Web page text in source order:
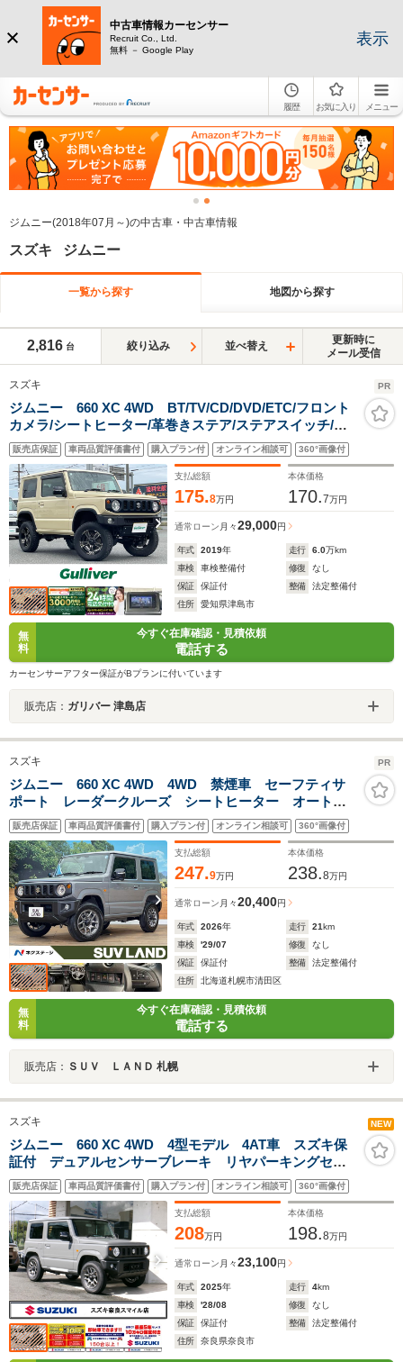
中古車情報カーセンサー
Recruit Co., Ltd.
無料 － Google Play
表示
履歴 お気に入り メニュー
ジムニー(2018年07月～)の中古車・中古車情報
スズキ ジムニー
一覧から探す 地図から探す
2,816 台 絞り込み 並べ替え
更新時に
メール受信
スズキ PR
ジムニー 660 XC 4WD BT/TV/CD/DVD/ETC/フロント
カメラ/シートヒーター/革巻きステア/ステアスイッチ/ク
ルーズコントロール/プリクラッシュ/横滑り防止/ダウンヒ
ルアシストコントロール/プッシュスタ
販売店保証 車両品質評価書付 購入プラン付 オンライン相談可 360°画像付
支払総額
175.8万円
本体価格
170.7万円
通常ローン 月々29,000円
年式 2019年 走行 6.0万km
車検
車検整備付 修復
なし
保証
保証付 整備
法定整備付
住所
愛知県津島市
無
料
今すぐ在庫確認・見積依頼
電話する
カーセンサーアフター保証がBプランに付いています
販売店： ガリバー 津島店
スズキ PR
ジムニー 660 XC 4WD 4WD 禁煙車 セーフティサ
ポート レーダークルーズ シートヒーター オートエ
アコン LEDヘッドライト オートライト スマートキ
ー 純正16インチアルミホイール
販売店保証 車両品質評価書付 購入プラン付 オンライン相談可 360°画像付
支払総額
247.9万円
本体価格
238.8万円
通常ローン 月々20,400円
年式 2026年 走行 21km
車検
'29/07 修復
なし
保証
保証付 整備
法定整備付
住所
北海道札幌市清田区
無
料
今すぐ在庫確認・見積依頼
電話する
販売店： ＳＵＶ ＬＡＮＤ 札幌
スズキ NEW
ジムニー 660 XC 4WD 4型モデル 4AT車 スズキ保
証付 デュアルセンサーブレーキ リヤパーキングセン
サー クルーズコントロール LEDヘッドランプ アイ
ドリングストップシステム オートライトシステム シ
ートヒーター
販売店保証 車両品質評価書付 購入プラン付 オンライン相談可 360°画像付
支払総額
208万円
本体価格
198.8万円
通常ローン 月々23,100円
年式 2025年 走行 4km
車検
'28/08 修復
なし
保証
保証付 整備
法定整備付
住所
奈良県奈良市